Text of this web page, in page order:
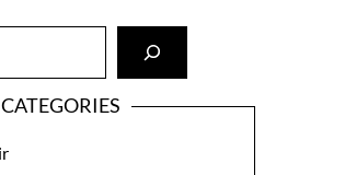
CATEGORIES